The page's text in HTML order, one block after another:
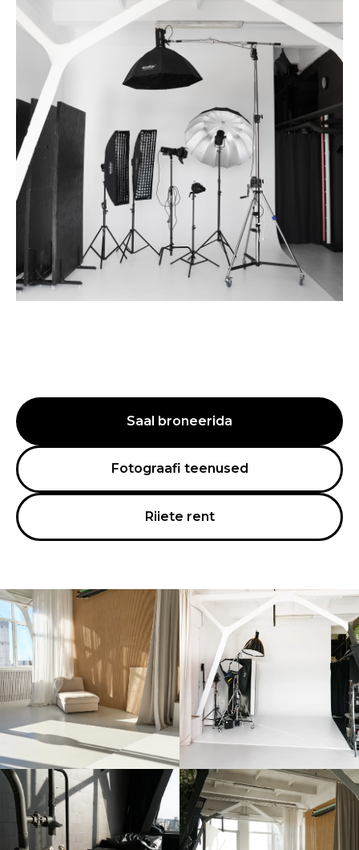
Saal broneerida
Fotograafi teenused
Riiete rent